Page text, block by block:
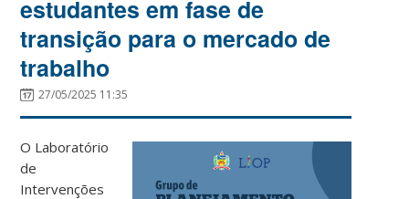
estudantes em fase de
transição para o mercado de
trabalho
27/05/2025 11:35
O Laboratório
de
Intervenções